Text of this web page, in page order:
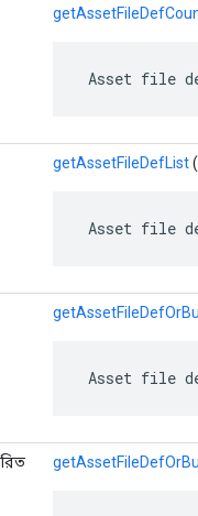
Asset file
getAssetFileDefList
Asset file
Asset file